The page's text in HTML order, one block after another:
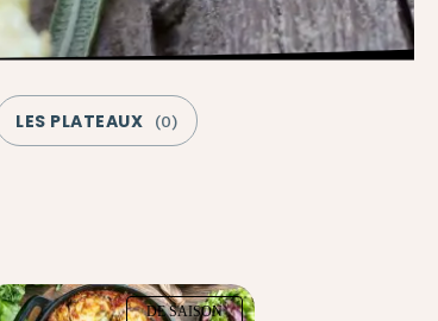
LES PLATEAUX (0)
DE SAISON